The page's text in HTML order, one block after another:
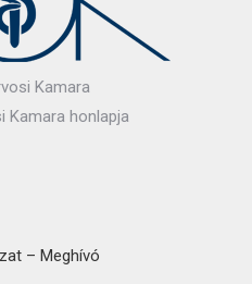
Kamara
Kamara honlapja
– Meghívó